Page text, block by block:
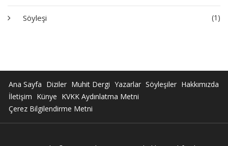
Söyleşi (1)
Ana Sayfa Diziler Muhit Dergi Yazarlar Söyleşiler Hakkımızda
İletişim Künye KVKK Aydınlatma Metni
Çerez Bilgilendirme Metni